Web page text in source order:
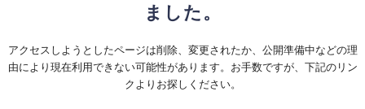
ました。
アクセスしようとしたページは削除、変更されたか、公開準備中などの理
由により現在利用できない可能性があります。お手数ですが、下記のリン
クよりお探しください。